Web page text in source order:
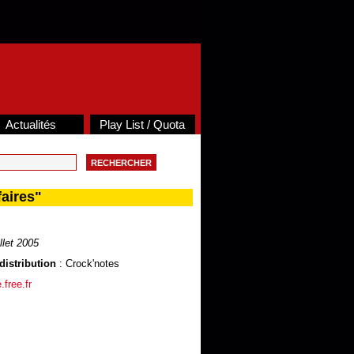
Actualités Play List / Quota
2005
: Crock'notes